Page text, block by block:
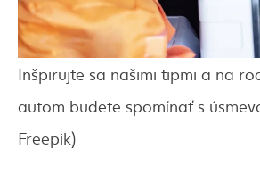
Inšpirujte sa našimi tipmi a na
autom budete spomínať s
Freepik)